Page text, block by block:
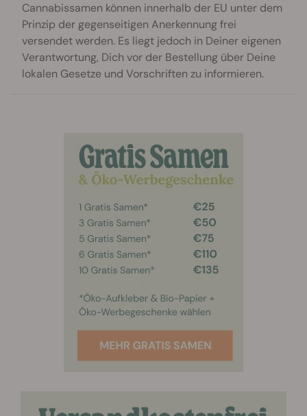
Cannabissamen können innerhalb der EU unter dem
Prinzip der gegenseitigen Anerkennung frei
versendet werden. Es liegt jedoch in Deiner eigenen
Verantwortung, Dich vor der Bestellung über Deine
lokalen Gesetze und Vorschriften zu informieren.